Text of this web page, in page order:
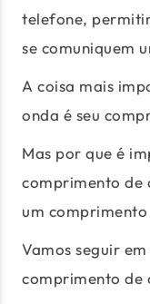
telefone,
se comuniquem
A coisa mais
onda é seu
Mas por que é
comprimento de
um comprimento
Vamos seguir
comprimento de